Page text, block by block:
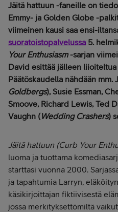
Jäitä hattuun -faneille on
Emmy- ja Golden Globe -
viimeinen kausi saa ensi-
suoratoistopalvelussa 5.
Your Enthusiasm-sarjan
David esittää jälleen liioiteltua
Päätöskaudella nähdään mm.
Goldbergs), Susie Essman,
Smoove, Richard Lewis, Ted
Vaughn (Wedding Crashers)
Jäitä hattuun (Curb Your
luoma ja tuottama
starttasi vuonna 2000.
ja tapahtumia Larryn,
käsikirjoittajan fiktiivisestä
jossa merkityksettömiltä